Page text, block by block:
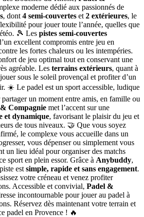
moderne dédié aux passionnés de
, dont 4 semi-couvertes et 2 extérieures, le
pour jouer toute l’année, quelles que
🎾 Les pistes semi-couvertes
excellent compromis entre jeu en
les fortes chaleurs ou les intempéries.
de jeu optimal tout en conservant une
agréable. Les terrains extérieurs, quant à
sous le soleil provençal et profiter d’un
☀️ Le padel est un sport accessible, ludique
un moment entre amis, en famille ou
Compagnie met l’accent sur une
et dynamique, favorisant le plaisir du jeu et
de tous niveaux. 🤝 Que vous soyez
le complexe vous accueille dans un
vous dépenser ou simplement vous
un lieu idéal pour organiser des matchs
sport en plein essor. Grâce à Anybuddy,
est simple, rapide et sans engagement.
votre créneau et venez profiter
Accessible et convivial, Padel &
incontournable pour jouer au padel à
Réservez dès maintenant votre terrain et
padel en Provence ! 🔥